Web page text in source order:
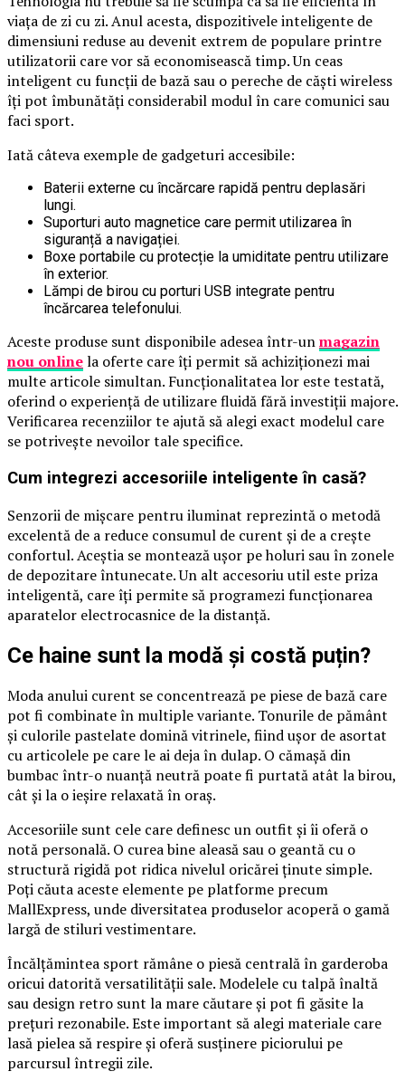
viața de zi cu zi. Anul acesta, dispozitivele inteligente de
dimensiuni reduse au devenit extrem de populare printre
utilizatorii care vor să economisească timp. Un ceas
inteligent cu funcții de bază sau o pereche de căști wireless
îți pot îmbunătăți considerabil modul în care comunici sau
faci sport.
Iată câteva exemple de gadgeturi accesibile:
Baterii externe cu încărcare rapidă pentru deplasări
lungi.
Suporturi auto magnetice care permit utilizarea în
siguranță a navigației.
Boxe portabile cu protecție la umiditate pentru utilizare
în exterior.
Lămpi de birou cu porturi USB integrate pentru
încărcarea telefonului.
Aceste produse sunt disponibile adesea într-unmagazin
nou onlinela oferte care îți permit să achiziționezi mai
multe articole simultan. Funcționalitatea lor este testată,
oferind o experiență de utilizare fluidă fără investiții majore.
Verificarea recenziilor te ajută să alegi exact modelul care
se potrivește nevoilor tale specifice.
​Cum integrezi accesoriile inteligente în casă?
Senzorii de mișcare pentru iluminat reprezintă o metodă
excelentă de a reduce consumul de curent și de a crește
confortul. Aceștia se montează ușor pe holuri sau în zonele
de depozitare întunecate. Un alt accesoriu util este priza
inteligentă, care îți permite să programezi funcționarea
aparatelor electrocasnice de la distanță.
​Ce haine sunt la modă și costă puțin?
Moda anului curent se concentrează pe piese de bază care
pot fi combinate în multiple variante. Tonurile de pământ
și culorile pastelate domină vitrinele, fiind ușor de asortat
cu articolele pe care le ai deja în dulap. O cămașă din
bumbac într-o nuanță neutră poate fi purtată atât la birou,
cât și la o ieșire relaxată în oraș.
Accesoriile sunt cele care definesc un outfit și îi oferă o
notă personală. O curea bine aleasă sau o geantă cu o
structură rigidă pot ridica nivelul oricărei ținute simple.
Poți căuta aceste elemente pe platforme precum
MallExpress, unde diversitatea produselor acoperă o gamă
largă de stiluri vestimentare.
Încălțămintea sport rămâne o piesă centrală în garderoba
oricui datorită versatilității sale. Modelele cu talpă înaltă
sau design retro sunt la mare căutare și pot fi găsite la
prețuri rezonabile. Este important să alegi materiale care
lasă pielea să respire și oferă susținere piciorului pe
parcursul întregii zile.